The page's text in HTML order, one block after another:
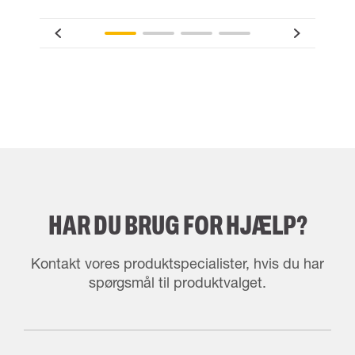
HAR DU BRUG FOR HJÆLP?
Kontakt vores produktspecialister, hvis du har
spørgsmål til produktvalget.